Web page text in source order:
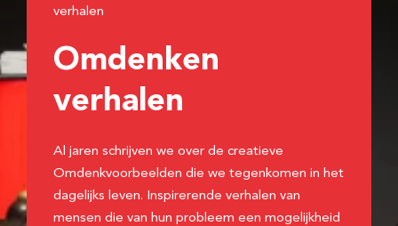
verhalen
Omdenken
verhalen
Al jaren schrijven we over de creatieve
Omdenkvoorbeelden die we tegenkomen in het
dagelijks leven. Inspirerende verhalen van
mensen die van hun probleem een mogelijkheid